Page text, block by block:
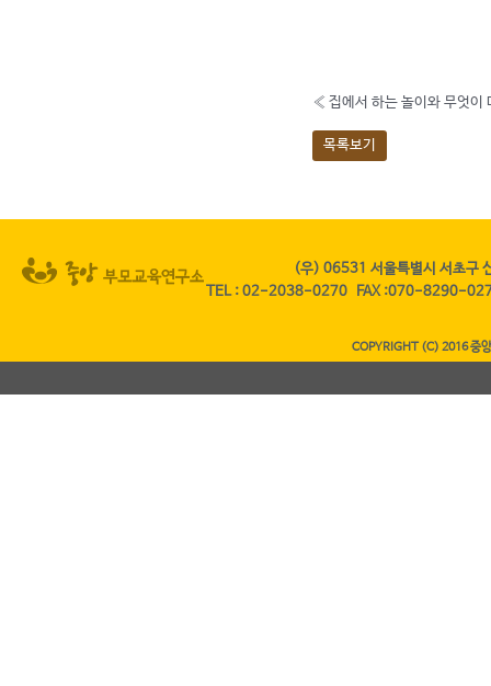
« 집에서 하는 놀이와 무엇이
목록보기
(우) 06531 서울특별시 서초구
TEL: 02-2038-0270 FAX:070-8290-
COPYRIGHT (C) 2016 중